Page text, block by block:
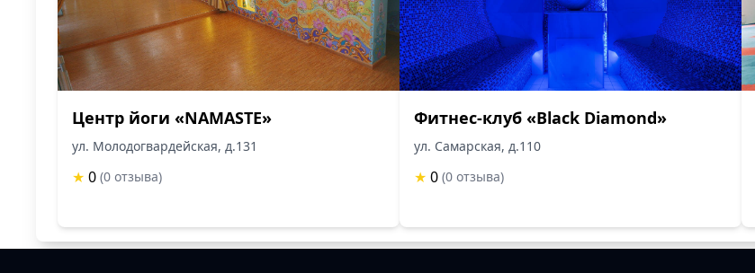
Центр йоги «NAMASTE»
ул. Молодогвардейская, д.131
★ 0 (0 отзыва)
Фитнес-клуб «Black Diamond»
ул. Самарская, д.110
★ 0 (0 отзыва)